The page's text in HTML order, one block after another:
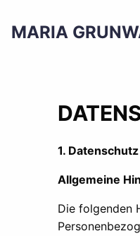
MARIA
1.
Allgemeine
Die folgenden